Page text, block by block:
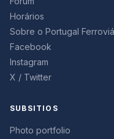
Horários
Sobre o Portugal
Facebook
Instagram
X / Twitter
SUBSITIOS
Photo portfolio